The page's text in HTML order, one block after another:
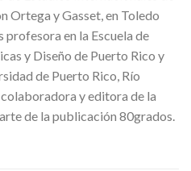
Ortega y Gasset, en Toledo
profesora en la Escuela de
y Diseño de Puerto Rico y
de Puerto Rico, Río
colaboradora y editora de la
de la publicación 80grados.